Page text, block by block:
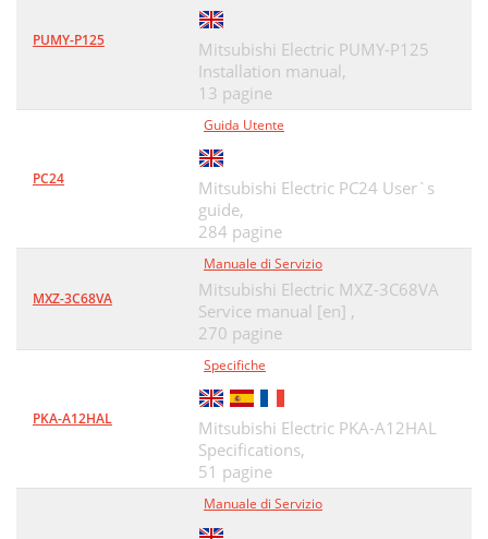
PUMY-P125
Mitsubishi Electric PUMY-P125
Installation manual,
13 pagine
PC24
Guida Utente
Mitsubishi Electric PC24 User`s
guide,
284 pagine
MXZ-3C68VA
Manuale di Servizio
Mitsubishi Electric MXZ-3C68VA
Service manual [en] ,
270 pagine
PKA-A12HAL
Specifiche
Mitsubishi Electric PKA-A12HAL
Specifications,
51 pagine
Manuale di Servizio